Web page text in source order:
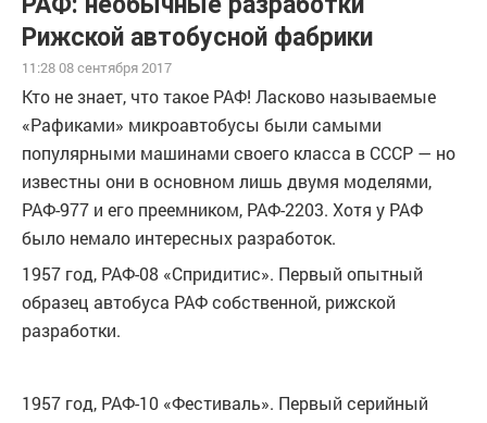
Рижской автобусной фабрики
11:28 08 сентября 2017
Кто не знает, что такое РАФ! Ласково называемые
«Рафиками» микроавтобусы были самыми
популярными машинами своего класса в СССР — но
известны они в основном лишь двумя моделями,
РАФ-977 и его преемником, РАФ-2203. Хотя у РАФ
было немало интересных разработок.
1957 год, РАФ-08 «Спридитис». Первый опытный
образец автобуса РАФ собственной, рижской
разработки.
1957 год, РАФ-10 «Фестиваль». Первый серийный